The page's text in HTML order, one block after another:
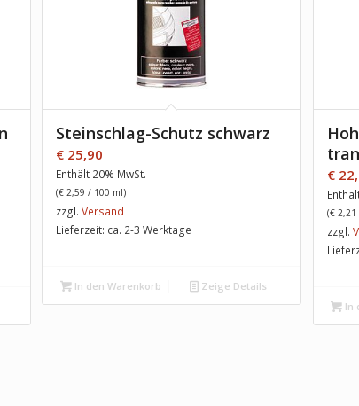
Steinschlag-Schutz schwarz
€ 25,90
Enthält 20% MwSt.
(€ 2,59 / 100 ml)
zzgl.Versand
Lieferzeit: ca. 2-3 Werktage
In den Warenkorb Zeige Details
€
(€2,21
zzgl.
In